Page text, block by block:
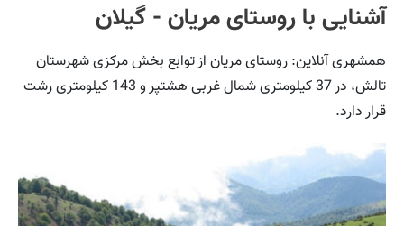
آشنایی با روستای مریان - گیلان
همشهری آنلاین: روستای مریان از توابع بخش مرکزی شهرستان
تالش، در 37 کیلومتری شمال غربی هشتپر و 143 کیلومتری رشت
قرار دارد.